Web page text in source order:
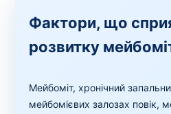
Фактори, що
розвитку
Мейбоміт, хронічний
мейбомієвих залозах повік,